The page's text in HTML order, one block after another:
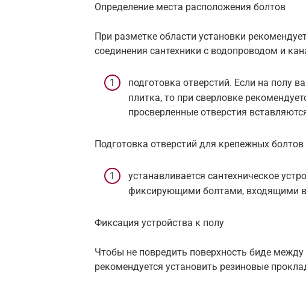
Определение места расположения болтов
При разметке области установки
соединения сантехники с водопроводом и
подготовка отверстий. Если на полу
плитка, то при сверловке
просверленные отверстия
Подготовка отверстий для крепежных болтов
устанавливается сантехническое
фиксирующими болтами, входящими
Фиксация устройства к полу
Чтобы не повредить поверхность биде
рекомендуется установить резиновые